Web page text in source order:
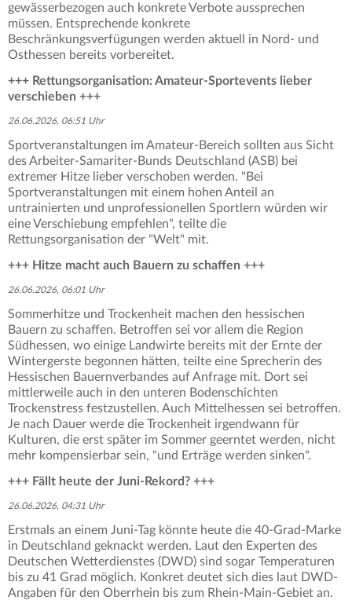
gewässerbezogen auch konkrete Verbote aussprechen
müssen. Entsprechende konkrete
Beschränkungsverfügungen werden aktuell in Nord- und
Osthessen bereits vorbereitet.
+++ Rettungsorganisation: Amateur-Sportevents lieber
verschieben +++
26.06.2026, 06:51 Uhr
Sportveranstaltungen im Amateur-Bereich sollten aus Sicht
des Arbeiter-Samariter-Bunds Deutschland (ASB) bei
extremer Hitze lieber verschoben werden. "Bei
Sportveranstaltungen mit einem hohen Anteil an
untrainierten und unprofessionellen Sportlern würden wir
eine Verschiebung empfehlen", teilte die
Rettungsorganisation der "Welt" mit.
+++ Hitze macht auch Bauern zu schaffen +++
26.06.2026, 06:01 Uhr
Sommerhitze und Trockenheit machen den hessischen
Bauern zu schaffen. Betroffen sei vor allem die Region
Südhessen, wo einige Landwirte bereits mit der Ernte der
Wintergerste begonnen hätten, teilte eine Sprecherin des
Hessischen Bauernverbandes auf Anfrage mit. Dort sei
mittlerweile auch in den unteren Bodenschichten
Trockenstress festzustellen. Auch Mittelhessen sei betroffen.
Je nach Dauer werde die Trockenheit irgendwann für
Kulturen, die erst später im Sommer geerntet werden, nicht
mehr kompensierbar sein, "und Erträge werden sinken".
+++ Fällt heute der Juni-Rekord? +++
26.06.2026, 04:31 Uhr
Erstmals an einem Juni-Tag könnte heute die 40-Grad-Marke
in Deutschland geknackt werden. Laut den Experten des
Deutschen Wetterdienstes (DWD) sind sogar Temperaturen
bis zu 41 Grad möglich. Konkret deutet sich dies laut DWD-
Angaben für den Oberrhein bis zum Rhein-Main-Gebiet an.